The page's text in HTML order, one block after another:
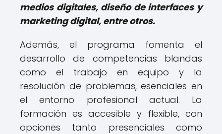
medios digitales, diseño de interfaces y
marketing digital, entre otros.
Además, el programa fomenta el
desarrollo de competencias blandas
como el trabajo en equipo y la
resolución de problemas, esenciales en
el entorno profesional actual. La
formación es accesible y flexible, con
opciones tanto presenciales como